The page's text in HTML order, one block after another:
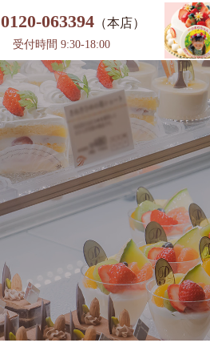
0120-063394 （本店）
受付時間 9:30-18:00